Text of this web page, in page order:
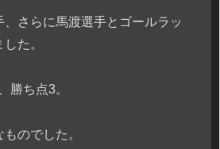
さらに馬渡選手とゴールラッ
た。
勝ち点3。
のでした。